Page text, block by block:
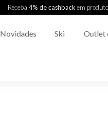
Receba 4% de cashbackem
Novidades Ski Outlet